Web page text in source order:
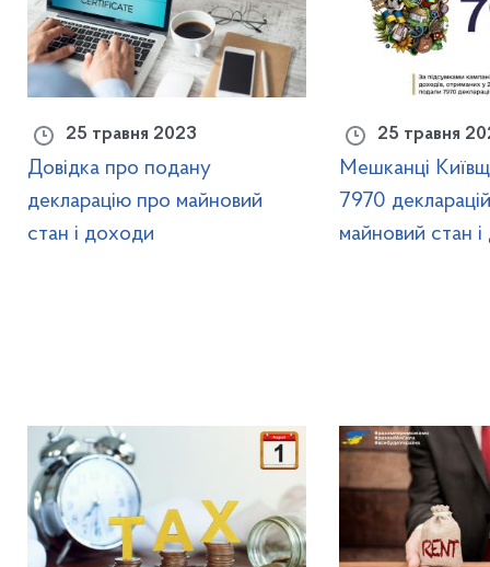
25 травня 2023
Довідка про подану
декларацію про майновий
стан і доходи
25 травня
Мешканці
7970
майновий стан